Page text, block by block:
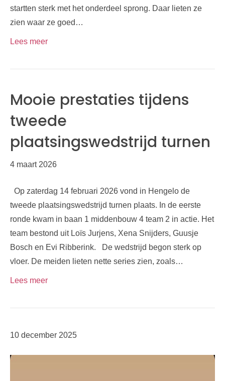
startten sterk met het onderdeel sprong. Daar lieten ze
zien waar ze goed…
Lees meer
Mooie prestaties tijdens
tweede
plaatsingswedstrijd turnen
4 maart 2026
Op zaterdag 14 februari 2026 vond in Hengelo de
tweede plaatsingswedstrijd turnen plaats. In de eerste
ronde kwam in baan 1 middenbouw 4 team 2 in actie. Het
team bestond uit Loïs Jurjens, Xena Snijders, Guusje
Bosch en Evi Ribberink. De wedstrijd begon sterk op
vloer. De meiden lieten nette series zien, zoals…
Lees meer
10 december 2025